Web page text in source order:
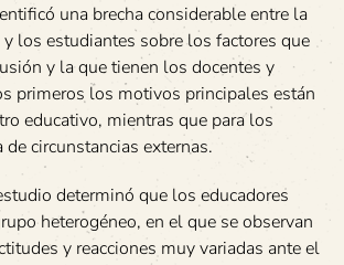
una brecha considerable entre la
y los estudiantes sobre los factores que
y la que tienen los docentes y
primeros los motivos principales están
educativo, mientras que para los
circunstancias externas.
determinó que los educadores
heterogéneo, en el que se observan
y reacciones muy variadas ante el